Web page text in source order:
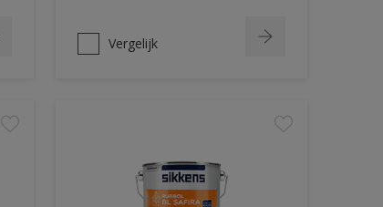
Vergelijk